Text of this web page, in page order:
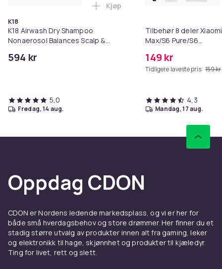
K18
K18 Airwash Dry Shampoo
Nonaerosol Balances Scalp &
594 kr
Legg K18 Airwash Dry
Kjøp
5,0
fredag, 14 aug.
Tilbehør 8 deler
Max/S6 Pure/S6
149 kr
Tidligere laveste pris: 159 kr
4,3
mandag, 17 aug.
Oppdag CDON
CDON er Nordens ledende markedsplass, og vi er her for
både små hverdagsbehov og store drømmer. Her finner du et
stadig større utvalg av produkter innen alt fra gaming, leker
og elektronikk til hage, skjønnhet og produkter til kjæledyr.
Ting for livet, rett og slett.